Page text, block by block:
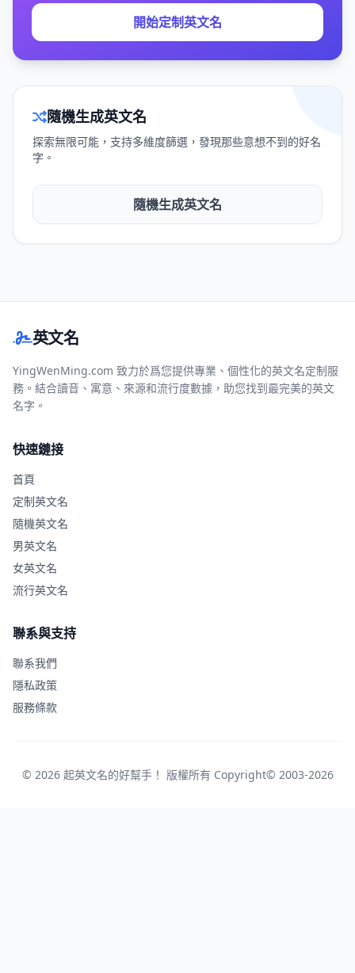
開始定制英文名
隨機生成英文名
探索無限可能，支持多維度篩選，發現那些意想不到的好名
字。
隨機生成英文名
英文名
YingWenMing.com 致力於爲您提供專業、個性化的英文名定制服
務。結合讀音、寓意、來源和流行度數據，助您找到最完美的英文
名字。
快速鏈接
首頁
定制英文名
隨機英文名
男英文名
女英文名
流行英文名
聯系與支持
聯系我們
隱私政策
服務條款
© 2026 起英文名的好幫手！ 版權所有 Copyright© 2003-2026